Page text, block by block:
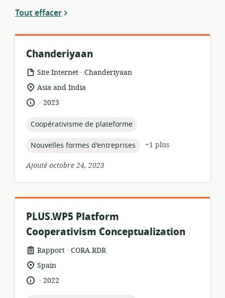
Tout effacer
Chanderiyaan
Format
de
ressource:
Site Internet .
éditeur:
Chanderiyaan
Lieu
de
pertinence:
Asia and India
langue:
.
date
publication:
2023
topic:
Coopérativisme de plateforme
topic:
Nouvelles formes d'entreprises
+1 plus
Ajouté octobre 24, 2023
PLUS.WP5 Platform
Cooperativism Conceptualization
Format
de
ressource:
Rapport .
éditeur:
CORA.RDR
Lieu
de
pertinence:
Spain
langue:
.
date2022